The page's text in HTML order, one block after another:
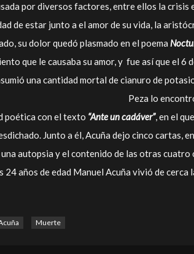
por diversos factores, entre ellos la crisis
de estar junto a el amor de su vida, la
su dolor quedó plasmado en el poema
que le causaba su amor, y fue así que el 6
una cantidad mortal de cianuro de
Peza lo
poética con el texto “Ante un cadáver”, en el
Junto a él, Acuña dejo cinco cartas,
autopsia y el contenido de las otras cuatro
24 años de edad Manuel Acuña vivió de
Muerte